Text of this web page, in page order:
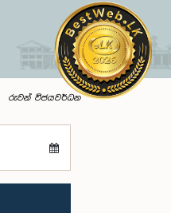
රුවන් විජයවර්ධන